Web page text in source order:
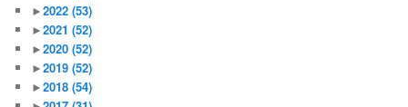
►2022(53)
►2021(52)
►2020(52)
►2019(52)
►2018(54)